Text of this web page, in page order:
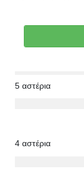
5 αστέρια
4 αστέρια